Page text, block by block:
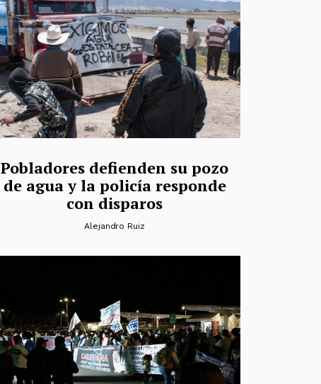
Pobladores defienden su pozo
de agua y la policía responde
con disparos
Alejandro Ruiz